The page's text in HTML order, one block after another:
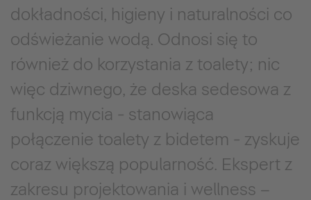
dokładności, higieny i naturalności co
odświeżanie wodą. Odnosi się to
również do korzystania z toalety; nic
więc dziwnego, że deska sedesowa z
funkcją mycia - stanowiąca
połączenie toalety z bidetem - zyskuje
coraz większą popularność. Ekspert z
zakresu projektowania i wellness –